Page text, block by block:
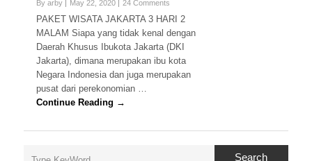
By arby May 22, 2020 24 Comments
PAKET WISATA JAKARTA 3 HARI 2
MALAM Siapa yang tidak kenal dengan
Daerah Khusus Ibukota Jakarta (DKI
Jakarta), dimana merupakan ibu kota
Negara Indonesia dan juga merupakan
pusat dari perekonomian …
Continue Reading →
Search